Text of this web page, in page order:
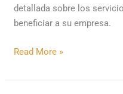
detallada sobre los
beneficiar a su empresa.
Read More »